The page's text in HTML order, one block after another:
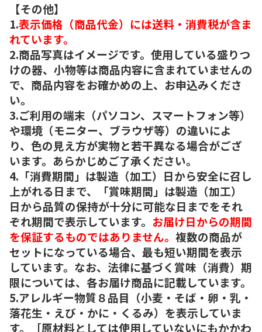
【その他】
1.表示価格（商品代金）には送料・消費税が含ま
れています。
2.商品写真はイメージです。使用している盛りつ
けの器、小物等は商品内容に含まれていませんの
で、商品内容をお確かめの上、お申込みくださ
い。
3.ご利用の端末（パソコン、スマートフォン等）
や環境（モニター、ブラウザ等）の違いによ
り、色の見え方が実物と若干異なる場合がござ
います。あらかじめご了承ください。
4.「消費期間」は製造（加工）日から安全に召し
上がれる日まで、「賞味期間」は製造（加工）
日から品質の保持が十分に可能な日までをそれ
ぞれ期間で表示しています。 お届け日からの期間
を保証するものではありません。 複数の商品が
セットになっている場合、最も短い期間を表示
しています。なお、法律に基づく賞味（消費）期
限については、各お届け商品に記載しています。
5.アレルギー物質８品目（小麦・そば・卵・乳・
落花生・えび・かに・くるみ）を表示していま
す。［原材料としては使用していないにもかかわ